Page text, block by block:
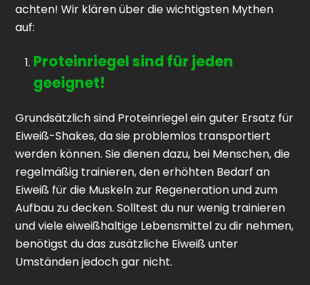
achten! Wir klären über die wichtigsten Mythen
auf:
Proteinriegel sind für jeden
geeignet!
Grundsätzlich sind Proteinriegel ein guter Ersatz für
Eiweiß-Shakes, da sie problemlos transportiert
werden können. Sie dienen dazu, bei Menschen, die
regelmäßig trainieren, den erhöhten Bedarf an
Eiweiß für die Muskeln zur Regeneration und zum
Aufbau zu decken. Solltest du nur wenig trainieren
und viele eiweißhaltige Lebensmittel zu dir nehmen,
benötigst du das zusätzliche Eiweiß unter
Umständen jedoch gar nicht.